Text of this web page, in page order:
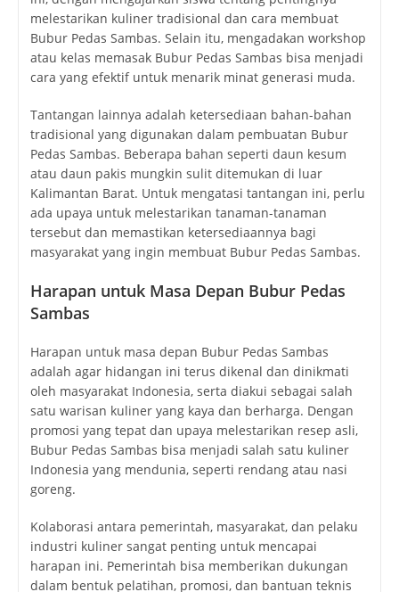
melestarikan kuliner tradisional dan cara membuat
Bubur Pedas Sambas. Selain itu, mengadakan workshop
atau kelas memasak Bubur Pedas Sambas bisa menjadi
cara yang efektif untuk menarik minat generasi muda.
Tantangan lainnya adalah ketersediaan bahan-bahan
tradisional yang digunakan dalam pembuatan Bubur
Pedas Sambas. Beberapa bahan seperti daun kesum
atau daun pakis mungkin sulit ditemukan di luar
Kalimantan Barat. Untuk mengatasi tantangan ini, perlu
ada upaya untuk melestarikan tanaman-tanaman
tersebut dan memastikan ketersediaannya bagi
masyarakat yang ingin membuat Bubur Pedas Sambas.
Harapan untuk Masa Depan Bubur Pedas
Sambas
Harapan untuk masa depan Bubur Pedas Sambas
adalah agar hidangan ini terus dikenal dan dinikmati
oleh masyarakat Indonesia, serta diakui sebagai salah
satu warisan kuliner yang kaya dan berharga. Dengan
promosi yang tepat dan upaya melestarikan resep asli,
Bubur Pedas Sambas bisa menjadi salah satu kuliner
Indonesia yang mendunia, seperti rendang atau nasi
goreng.
Kolaborasi antara pemerintah, masyarakat, dan pelaku
industri kuliner sangat penting untuk mencapai
harapan ini. Pemerintah bisa memberikan dukungan
dalam bentuk pelatihan, promosi, dan bantuan teknis